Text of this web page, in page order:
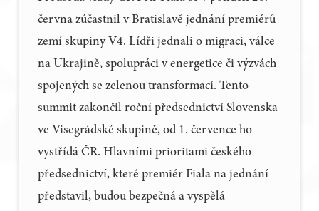
června zúčastnil v Bratislavě jednání premiérů
zemí skupiny V4. Lídři jednali o migraci, válce
na Ukrajině, spolupráci v energetice či výzvách
spojených se zelenou transformací. Tento
summit zakončil roční předsednictví Slovenska
ve Visegrádské skupině, od 1. července ho
vystřídá ČR. Hlavními prioritami českého
předsednictví, které premiér Fiala na jednání
představil, budou bezpečná a vyspělá